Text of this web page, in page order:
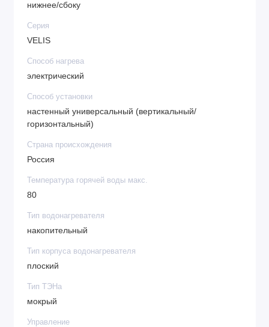
нижнее/сбоку
Серия
VELIS
Способ нагрева
электрический
Способ установки
настенный универсальный (вертикальный/
горизонтальный)
Страна происхождения
Россия
Температура горячей воды макс.
80
Тип водонагревателя
накопительный
Тип корпуса водонагревателя
плоский
Тип ТЭНа
мокрый
Управление